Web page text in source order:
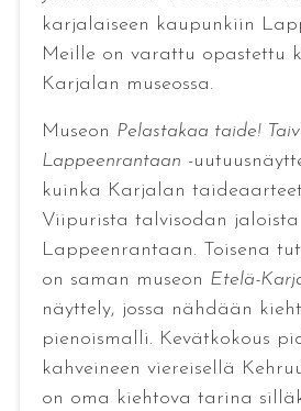
karjalaiseen kaupunkiin
Meille on varattu opastettu
Karjalan museossa.
Museon Pelastakaa taide!
Lappeenrantaan -
kuinka Karjalan
Viipurista talvisodan jaloista
Lappeenrantaan. Toisena
on saman museon Etelä-
näyttely, jossa nähdään
pienoismalli. Kevätkokous
kahveineen viereisellä
on oma kiehtova tarina